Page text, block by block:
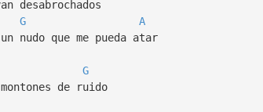
desabrochados
G
A
nudo que me pueda atar
G
de ruido